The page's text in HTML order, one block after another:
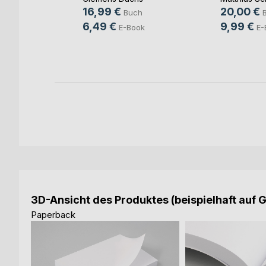
16,99 € Buch
6,49 € E-Book
20,00 €
9,99 €
3D-Ansicht des Produktes (beispielhaft auf
Paperback